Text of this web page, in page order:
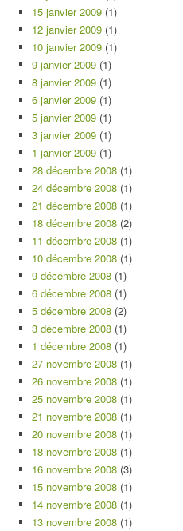
15 janvier 2009 (1)
12 janvier 2009 (1)
10 janvier 2009 (1)
9 janvier 2009 (1)
8 janvier 2009 (1)
6 janvier 2009 (1)
5 janvier 2009 (1)
3 janvier 2009 (1)
1 janvier 2009 (1)
28 décembre 2008 (1)
24 décembre 2008 (1)
21 décembre 2008 (1)
18 décembre 2008 (2)
11 décembre 2008 (1)
10 décembre 2008 (1)
9 décembre 2008 (1)
6 décembre 2008 (1)
5 décembre 2008 (2)
3 décembre 2008 (1)
1 décembre 2008 (1)
27 novembre 2008 (1)
26 novembre 2008 (1)
25 novembre 2008 (1)
21 novembre 2008 (1)
20 novembre 2008 (1)
18 novembre 2008 (1)
16 novembre 2008 (3)
15 novembre 2008 (1)
14 novembre 2008 (1)
13 novembre 2008 (1)